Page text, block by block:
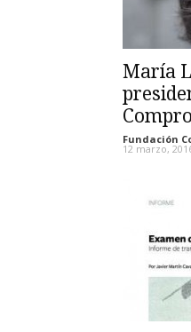
María
Fundación
12 marzo,